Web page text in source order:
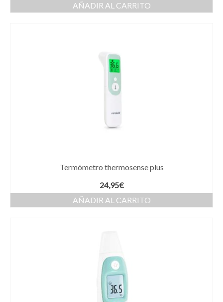
AÑADIR AL CARRITO
Termómetro thermosense plus
24,95€
AÑADIR AL CARRITO